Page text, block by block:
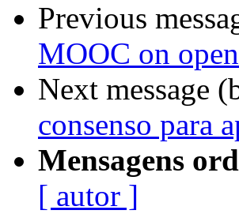
Previous
MOOC on
Next message
consenso para
Mensagens
[ autor ]